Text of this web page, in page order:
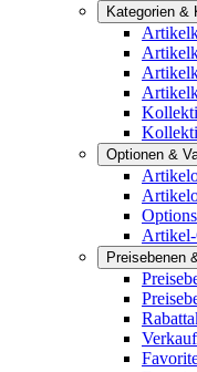
Kategorien &
Optionen &
Preisebenen